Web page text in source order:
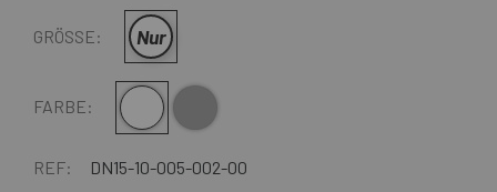
GRÖSSE: Nur
FARBE:Schwarz-Weissweiß grau
REF: DN15-10-005-002-00